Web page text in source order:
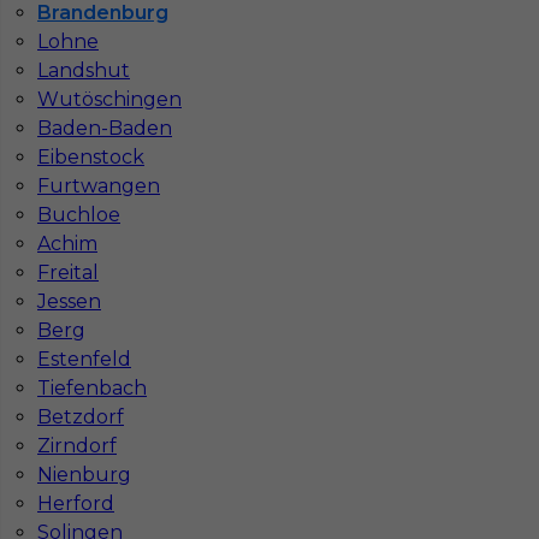
Brandenburg
Lohne
Landshut
Wutöschingen
Baden-Baden
Eibenstock
Furtwangen
Buchloe
Achim
Freital
Jessen
Berg
Estenfeld
Tiefenbach
Betzdorf
Zirndorf
Nienburg
Herford
Solingen
Mapa ofert pracy
Mapa kategorii
Informacje w sprawie pracy
Telefon:793-577-977
Dane firmy
In-Serv Team Sp. z o.o.